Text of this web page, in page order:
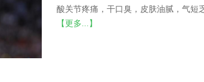
酸关节疼痛，干口臭，皮肤油腻，气短
【更多...】